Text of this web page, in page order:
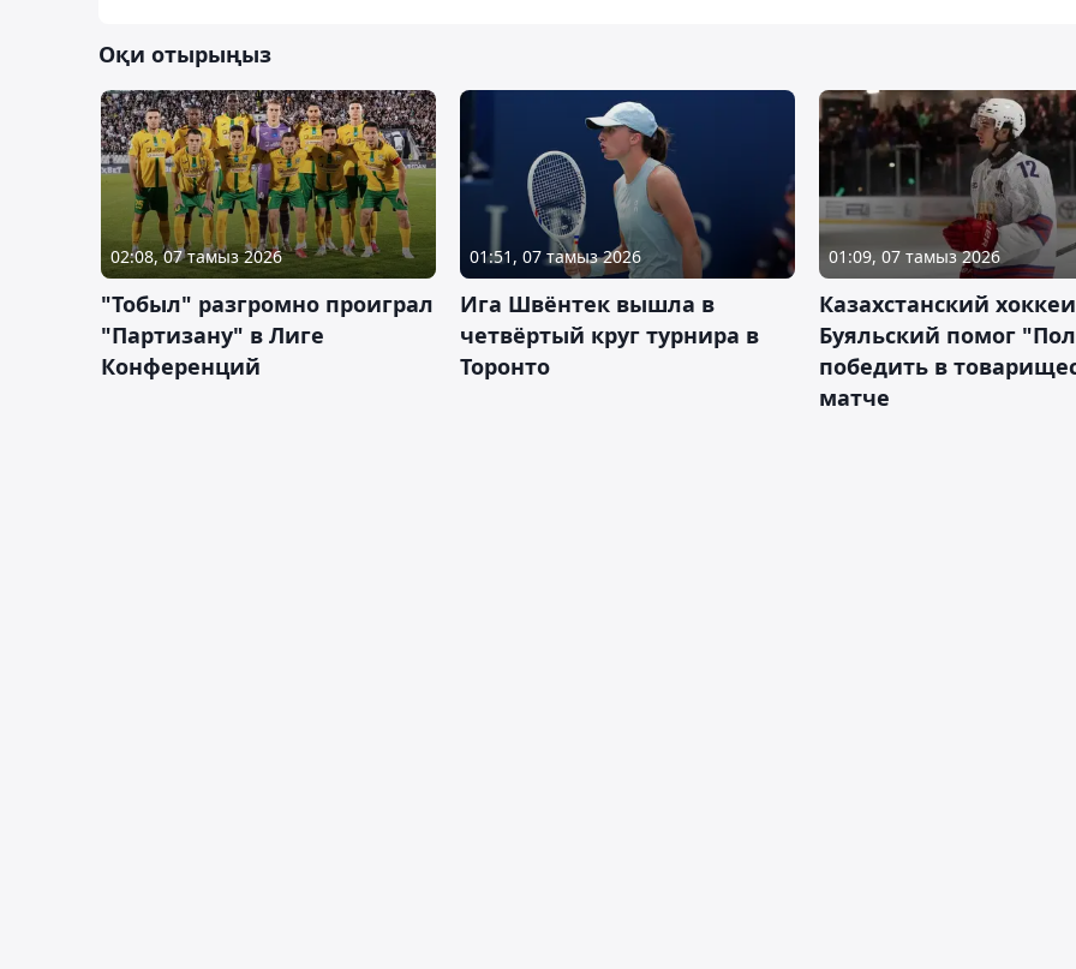
Оқи отырыңыз
02:08, 07 тамыз 2026
"Тобыл" разгромно проиграл
"Партизану" в Лиге
Конференций
01:51, 07 тамыз 2026
Ига Швёнтек вышла в
четвёртый круг турнира в
Торонто
01:09, 07 тамыз 2026
Казахстанский
Буяльский помог
победить в
матче